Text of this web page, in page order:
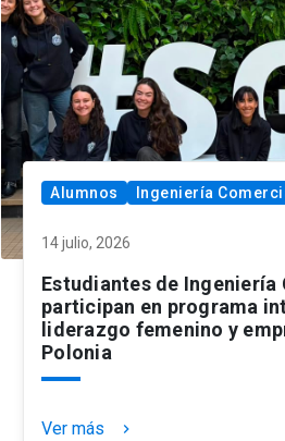
Alumnos Ingeniería
14 julio, 2026
Estudiantes de Ingeniería
participan en programa
liderazgo femenino y
Polonia
Ver más keyboard_arrow_right